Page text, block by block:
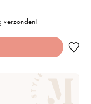
verzonden!